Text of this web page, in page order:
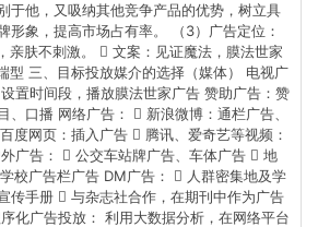
于他，又吸纳其他竞争产品的优势，树立具
形象，提高市场占有率。 （3）广告定位：
亲肤不刺激。  文案：见证魔法，膜法世家
型 三、目标投放媒介的选择（媒体） 电视广
置时间段，播放膜法世家广告 赞助广告：赞
、口播 网络广告：  新浪微博：通栏广告、
度网页：插入广告  腾讯、爱奇艺等视频：
广告：  公交车站牌广告、车体广告  地
校广告栏广告 DM广告：  人群密集地及学
传手册  与杂志社合作，在期刊中作为广告
化广告投放： 利用大数据分析，在网络平台